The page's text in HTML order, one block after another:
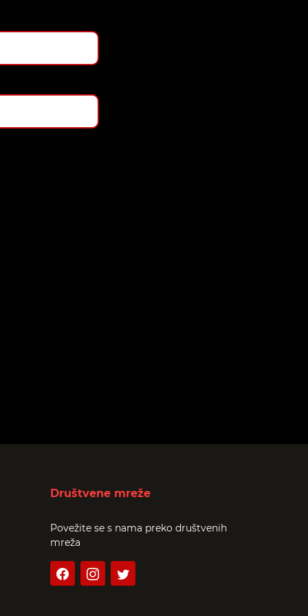
Društvene mreže
Povežite se s nama preko društvenih
mreža